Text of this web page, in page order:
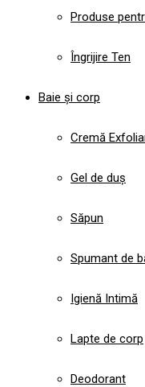
Produse
Îngrijire Ten
Baie și corp
Cremă
Gel de duș
Săpun
Spumant de
Igienă Intimă
Lapte de corp
Deodorant